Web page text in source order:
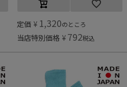
定価 ¥ 1,320のところ
当店特別価格 ¥ 792税込